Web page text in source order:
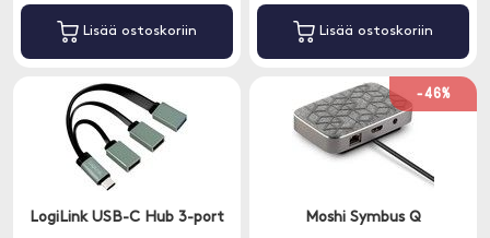
Lisää ostoskoriin Lisää ostoskoriin
LogiLink USB-C Hub 3-port
-46%
Moshi Symbus Q